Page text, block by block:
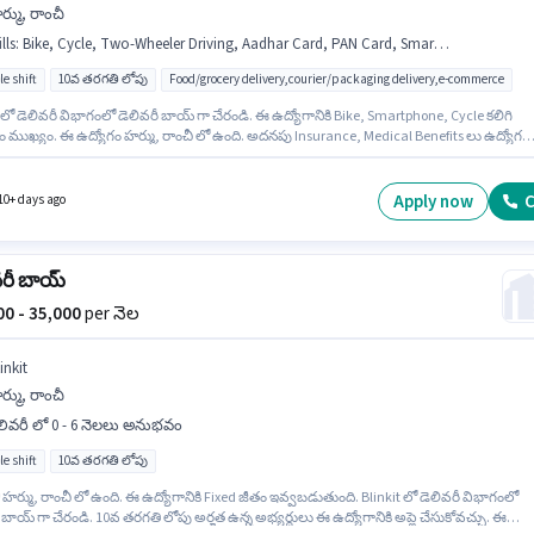
రాంచీ
: Bike, Cycle, Two-Wheeler Driving, Aadhar Card, PAN Card, Smartphone
shift 10వ తరగతి లోపు Food/grocery delivery,courier/packaging delivery,e-commerce
లో డెలివరీ విభాగంలో డెలివరీ బాయ్ గా చేరండి. ఈ ఉద్యోగానికి Bike, Smartphone, Cycle కలిగి
ముఖ్యం. ఈ ఉద్యోగం హర్ము, రాంచీ లో ఉంది. అదనపు Insurance, Medical Benefits లు ఉద్యోగ
ఉండాలి.
days ago Apply now
బాయ్
- 35,000per నెల
రాంచీ
లో 0 - 6 నెలలు అనుభవం
shift 10వ తరగతి లోపు
రాంచీ లో ఉంది. ఈ ఉద్యోగానికి Fixed జీతం ఇవ్వబడుతుంది. Blinkit లో డెలివరీ విభాగంలో
గా చేరండి. 10వ తరగతి లోపు అర్హత ఉన్న అభ్యర్థులు ఈ ఉద్యోగానికి అప్లై చేసుకోవచ్చు. ఈ